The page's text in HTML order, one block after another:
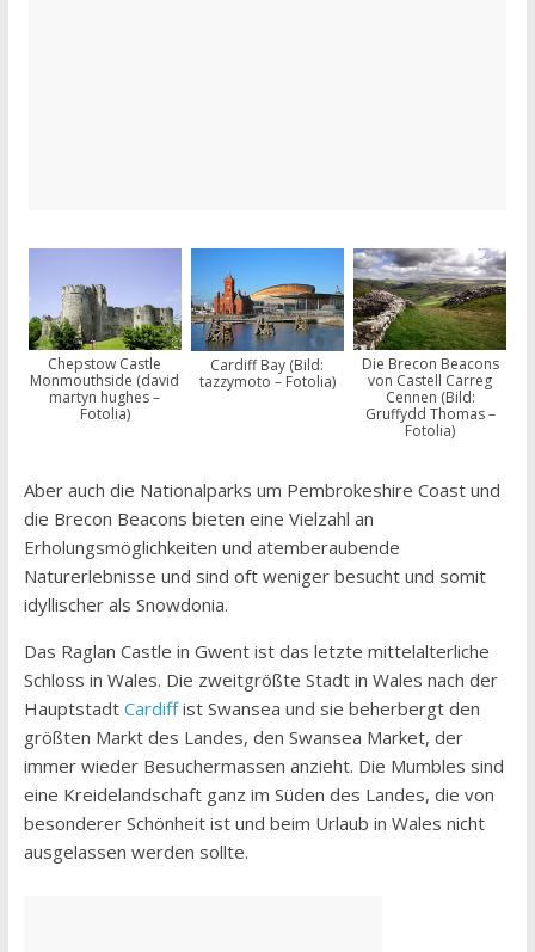
Chepstow Castle
Monmouthside (david
martyn hughes –
Fotolia)
Cardiff Bay (Bild:
tazzymoto – Fotolia)
Die Brecon Beacons
von Castell Carreg
Cennen (Bild:
Gruffydd Thomas –
Fotolia)
Aber auch die Nationalparks um Pembrokeshire Coast und
die Brecon Beacons bieten eine Vielzahl an
Erholungsmöglichkeiten und atemberaubende
Naturerlebnisse und sind oft weniger besucht und somit
idyllischer als Snowdonia.
Das Raglan Castle in Gwent ist das letzte mittelalterliche
Schloss in Wales. Die zweitgrößte Stadt in Wales nach der
Hauptstadt Cardiffist Swansea und sie beherbergt den
größten Markt des Landes, den Swansea Market, der
immer wieder Besuchermassen anzieht. Die Mumbles sind
eine Kreidelandschaft ganz im Süden des Landes, die von
besonderer Schönheit ist und beim Urlaub in Wales nicht
ausgelassen werden sollte.